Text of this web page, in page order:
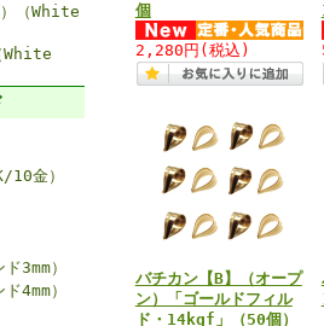
）（White
White
10金）
3mm）
4mm）
個
2,280円 (税込)
バチカン【B】（オープ
ン）「ゴールドフィル
ド・14kgf」（50個）